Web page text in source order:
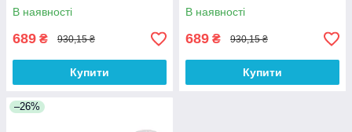
В наявності
689 ₴ 930,15 ₴
Купити
В наявності
689 ₴ 930,15 ₴
Купити
–26%